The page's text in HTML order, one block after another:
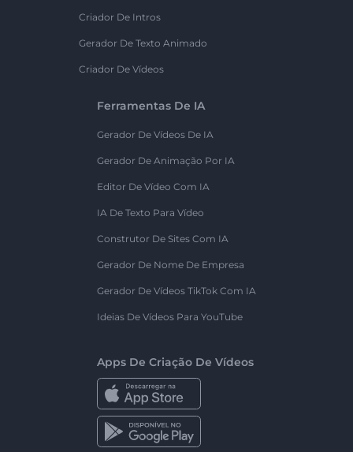
Criador De Intros
Gerador De Texto Animado
Criador De Vídeos
Ferramentas De IA
Gerador De Vídeos De IA
Gerador De Animação Por IA
Editor De Vídeo Com IA
IA De Texto Para Vídeo
Construtor De Sites Com IA
Gerador De Nome De Empresa
Gerador De Vídeos TikTok Com IA
Ideias De Vídeos Para YouTube
Apps De Criação De Vídeos